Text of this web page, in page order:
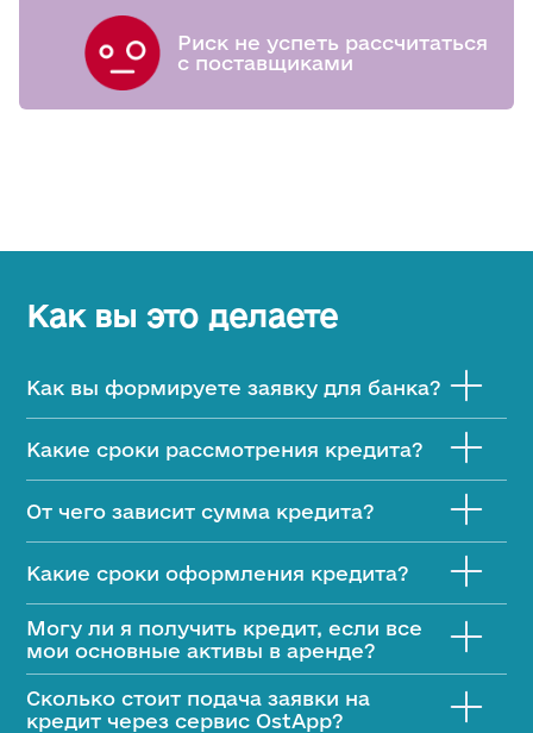
Риск не успеть рассчитаться
с поставщиками
Как вы это делаете
Как вы формируете заявку для банка?
делаем кредитные заявки для банков и лизинговых
компаний из более чем 70 открытых реестров страны.
Какие сроки рассмотрения кредита?
От чего зависит сумма кредита?
заемщика, вида и стоимости обеспечения.
Какие сроки оформления кредита?
недели.
Могу ли я получить кредит, если все
мои основные активы в аренде?
Сколько стоит подача заявки на
кредит через сервис OstАрр?